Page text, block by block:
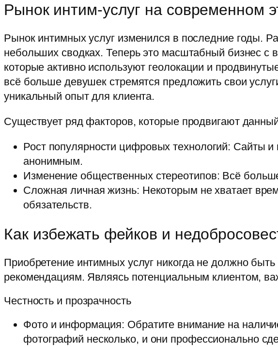
Рынок интим-услуг на современном
Рынок интимных услуг изменился в последние годы.
небольших сводках. Теперь это масштабный бизнес
которые активно используют геолокации и
всё больше девушек стремятся предложить свои
уникальный опыт для клиента.
Существует ряд факторов, которые продвигают
Рост популярности цифровых технологий: Сайты
анонимным.
Изменение общественных стереотипов: Всё
Сложная личная жизнь: Некоторым не хватает
обязательств.
Как избежать фейков и
Приобретение интимных услуг никогда не должно
рекомендациям. Являясь потенциальным клиентом,
Честность и прозрачность
Фото и информация: Обратите внимание на
фотографий несколько, и они профессионально